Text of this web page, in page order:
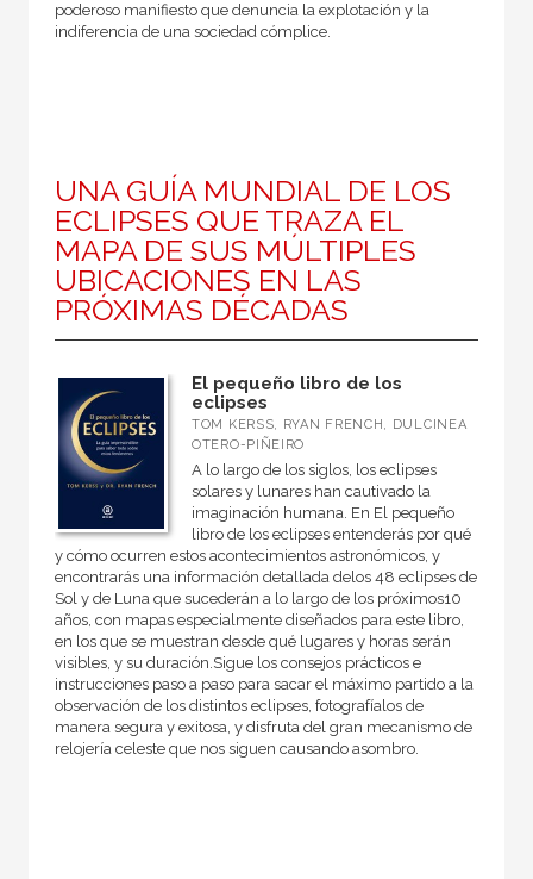
poderoso manifiesto que denuncia la explotación y la
indiferencia de una sociedad cómplice.
UNA GUÍA MUNDIAL DE LOS
ECLIPSES QUE TRAZA EL
MAPA DE SUS MÚLTIPLES
UBICACIONES EN LAS
PRÓXIMAS DÉCADAS
El pequeño libro de los
eclipses
TOM KERSS, RYAN FRENCH, DULCINEA
OTERO-PIÑEIRO
A lo largo de los siglos, los eclipses
solares y lunares han cautivado la
imaginación humana. En El pequeño
libro de los eclipses entenderás por qué
y cómo ocurren estos acontecimientos astronómicos, y
encontrarás una información detallada delos 48 eclipses de
Sol y de Luna que sucederán a lo largo de los próximos10
años, con mapas especialmente diseñados para este libro,
en los que se muestran desde qué lugares y horas serán
visibles, y su duración.Sigue los consejos prácticos e
instrucciones paso a paso para sacar el máximo partido a la
observación de los distintos eclipses, fotografíalos de
manera segura y exitosa, y disfruta del gran mecanismo de
relojería celeste que nos siguen causando asombro.